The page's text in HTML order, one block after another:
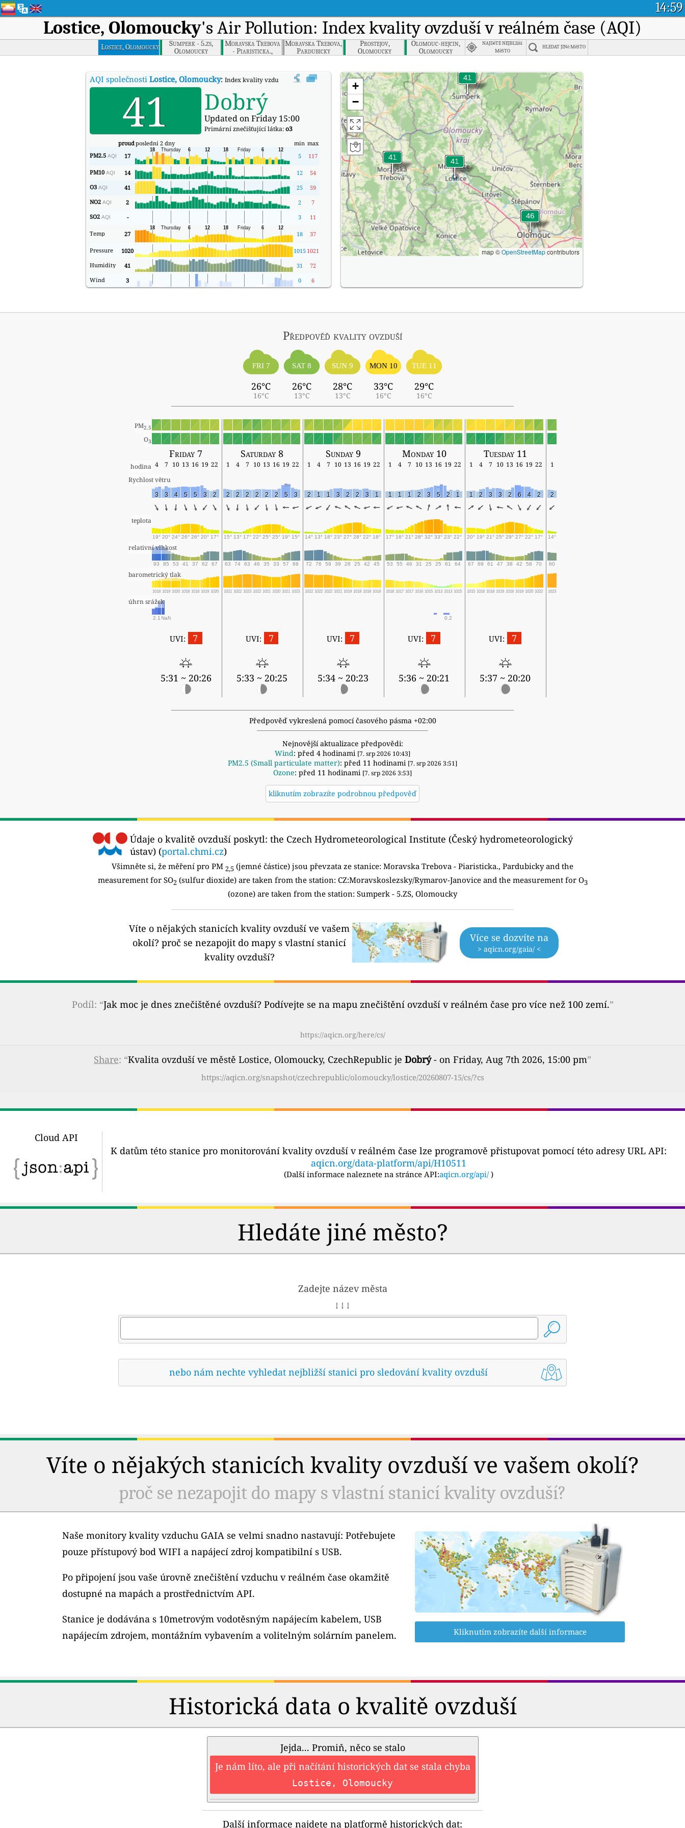
14:59
Lostice, Olomoucky's Air Pollution: Index kvality ovzduší v reálném čase (AQI)
Lostice, Olomoucky
Sumperk - 5.zs,
Olomoucky
Moravska Trebova
- Piaristicka.,
Pardubicky
Moravska Trebova,
Pardubicky
Prostejov,
Olomoucky
Olomouc-hejcin,
Olomoucky
NAJDěTE NEJBLIžší
MěSTO
HLEDAT JINé MěSTO
AQI společnosti Lostice, Olomoucky: Index kvality vzduchu v reálném čase (AQI) společnosti Lostice, Olomoucky.
41 Dobrý
Updated on Friday 15:00
Primární znečišťující látka:o3
proudposlední 2 dny min max
PM2.5 AQI 17 5 117
PM10 AQI 14 12
54
O3 AQI 41 25
59
NO2 AQI 2 2
7
SO2 AQI - 3 11
Temp 27 18 37
Pressure 1020 1015 1021
Humidity
41 31
72
Wind
3 0 6
+
−
map ©OpenStreetMapcontributors
Předpověď kvality ovzduší
FRI 7
26°C
16°C
SAT 8
26°C
13°C
SUN 9
28°C
13°C
MON 10
33°C
16°C
TUE 11
29°C
16°C
PM2.5
O3
Friday 7 Saturday 8 Sunday 9 Monday 10 Tuesday 11
hodina 4 7 10 13 16 19 22 1 4 7 10 13 16 19 22 1 4 7 10 13 16 19 22 1 4 7 10 13 16 19 22 1 4 7 10 13 16 19 22
1
Rychlost větru
3 3 4 5 5 3 2 2 2 2 2 2 2 5 3 2 1 1 3 2 2 3 1 1 1 1 2 3 5 2 1 1 2 3 3 2 6 4 2 2
teplota
19° 20° 24° 26° 26° 20° 17° 15° 13° 17° 22° 25° 25° 19° 15° 14° 13° 18° 23° 27° 28° 22° 18° 17° 16° 21° 28° 32° 33° 23° 22° 20° 19° 21° 25° 29° 27° 22° 17° 14°
relativní vlhkost
93 85 53 41 37 62 67 63 74 63 46 35 33 57 68 72 76 59 39 28 25 42 45 53 55 46 31 25 25 61 64 67 69 61 47 38 42 58 70 60
barometrický tlak
1018 1019 1020 1018 1018 1019 1020 1021 1022 1023 1022 1021 1020 1021 1023 1022 1022 1022 1021 1019 1018 1018 1018 1018 1017 1017 1016 1015 1013 1013 1015 1015 1016 1018 1019 1018 1019 1020 1022 1023
úhrn srážek
2.1 NaN 0.2
UVI: 7
5:31 ~ 20:26
UVI: 7
5:33 ~ 20:25
UVI: 7
5:34 ~ 20:23
UVI: 7
5:36 ~ 20:21
UVI: 7
5:37 ~ 20:20
Předpověď vykreslená pomocí časového pásma +02:00
Nejnovější aktualizace předpovědi:
Wind: před 4 hodinami [7. srp 2026 10:43]
PM2.5 (Small particulate matter): před 11 hodinami [7. srp 2026 3:51]
Ozone: před 11 hodinami [7. srp 2026 3:53]
kliknutím zobrazíte podrobnou předpověď
Údaje o kvalitě ovzduší poskytl: the Czech Hydrometeorological Institute (Český hydrometeorologický
ústav) (portal.chmi.cz)
Všimněte si, že měření pro PM 2,5 (jemné částice) jsou převzata ze stanice: Moravska Trebova - Piaristicka., Pardubicky and the
measurement for SO2 (sulfur dioxide) are taken from the station: CZ:Moravskoslezsky/Rymarov-Janovice and the measurement for O3
(ozone) are taken from the station: Sumperk - 5.ZS, Olomoucky
Víte o nějakých stanicích kvality ovzduší ve vašem
okolí? proč se nezapojit do mapy s vlastní stanicí
kvality ovzduší?
Více se dozvíte na
> aqicn.org/gaia/ <
Podíl: “Jak moc je dnes znečištěné ovzduší? Podívejte se na mapu znečištění ovzduší v reálném čase pro více než 100 zemí.”
https://aqicn.org/here/cs/
Share: “Kvalita ovzduší ve městě Lostice, Olomoucky, CzechRepublic je Dobrý- on Friday, Aug 7th 2026, 15:00 pm”
https://aqicn.org/snapshot/czechrepublic/olomoucky/lostice/20260807-15/cs/?cs
Cloud API
K datům této stanice pro monitorování kvality ovzduší v reálném čase lze programově přistupovat pomocí této adresy URL API:
aqicn.org/data-platform/api/H10511
(Další informace naleznete na stránce API:aqicn.org/api/ )
Hledáte jiné město?
Zadejte název města
↓ ↓ ↓
nebo nám nechte vyhledat nejbližší stanici pro sledování kvality ovzduší
Víte o nějakých stanicích kvality ovzduší ve vašem okolí?
proč se nezapojit do mapy s vlastní stanicí kvality ovzduší?
Naše monitory kvality vzduchu GAIA se velmi snadno nastavují: Potřebujete
pouze přístupový bod WIFI a napájecí zdroj kompatibilní s USB.
Po připojení jsou vaše úrovně znečištění vzduchu v reálném čase okamžitě
dostupné na mapách a prostřednictvím API.
Stanice je dodávána s 10metrovým vodotěsným napájecím kabelem, USB
napájecím zdrojem, montážním vybavením a volitelným solárním panelem.
Kliknutím zobrazíte další informace
Historická data o kvalitě ovzduší
Jejda... Promiň, něco se stalo
Je nám líto, ale při načítání historických dat se stala chyba
Lostice, Olomoucky
Další informace najdete na platformě historických dat: